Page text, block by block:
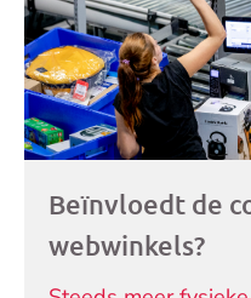
Beïnvloedt de
webwinkels?